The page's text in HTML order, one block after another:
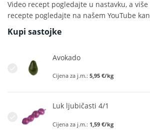
Video recept pogledajte u nastavku, a
recepte pogledajte na našem YouTube
Kupi sastojke
Avokado
Cijena za j.m.: 5,95 €/kg
Luk ljubičasti 4/1
Cijena za j.m.: 1,59 €/kg